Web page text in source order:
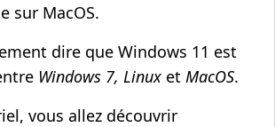
sur MacOS.
dire que Windows 11 est
Windows 7, Linux et MacOS.
vous allez découvrir